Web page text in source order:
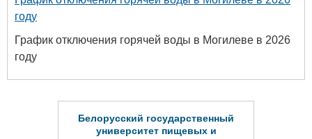
году
График отключения горячей воды в Могилеве в 2026
году